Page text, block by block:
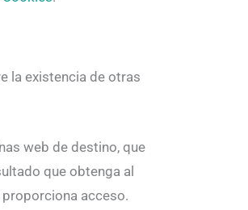
la existencia de otras
web de destino, que
que obtenga al
acceso.